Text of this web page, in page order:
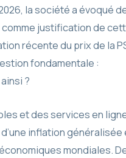
la société a évoqué
justification de
récente du prix de la
fondamentale :
?
et des services en
inflation généralisée
mondiales.